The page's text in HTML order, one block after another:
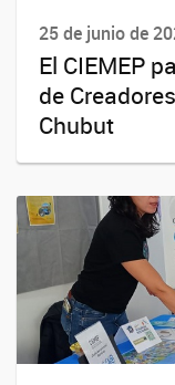
25 de junio de
El CIEMEP
de
Chubut